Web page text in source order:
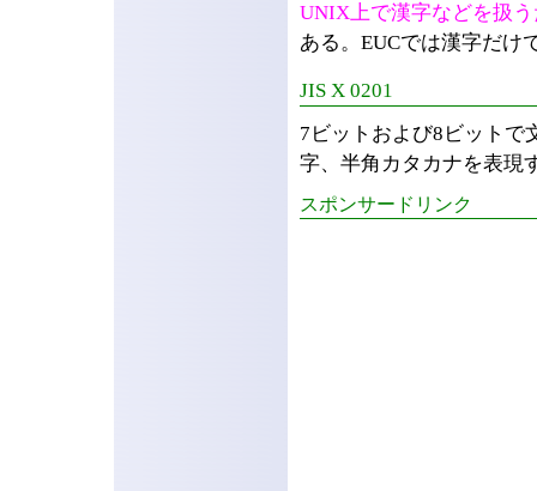
UNIX上で漢字などを扱
ある。EUCでは漢字だけ
JIS X 0201
7ビットおよび8ビットで
字、半角カタカナを表現
スポンサードリンク